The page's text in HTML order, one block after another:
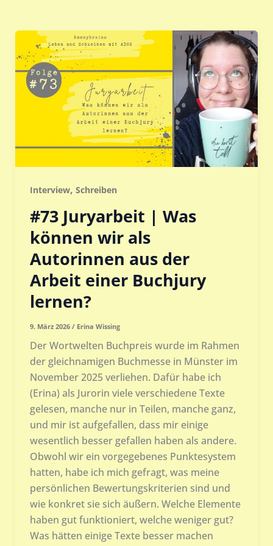
Interview, Schreiben
#73 Juryarbeit | Was
können wir als
Autorinnen aus der
Arbeit einer Buchjury
lernen?
9. März 2026 / Erina Wissing
Der Wortwelten Buchpreis wurde im Rahmen
der gleichnamigen Buchmesse in Münster im
November 2025 verliehen. Dafür habe ich
(Erina) als Jurorin viele verschiedene Texte
gelesen, manche nur in Teilen, manche ganz,
und mir ist aufgefallen, dass mir einige
wesentlich besser gefallen haben als andere.
Obwohl wir ein vorgegebenes Punktesystem
hatten, habe ich mich gefragt, was meine
persönlichen Bewertungskriterien sind und
wie konkret sie sich äußern. Welche Elemente
haben gut funktioniert, welche weniger gut?
Was hätten einige Texte besser machen